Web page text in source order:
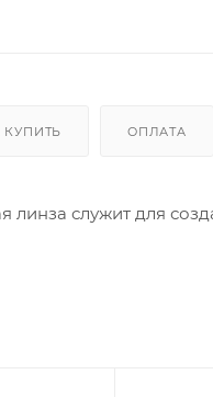
КУПИТЬ ОПЛАТА
служит для